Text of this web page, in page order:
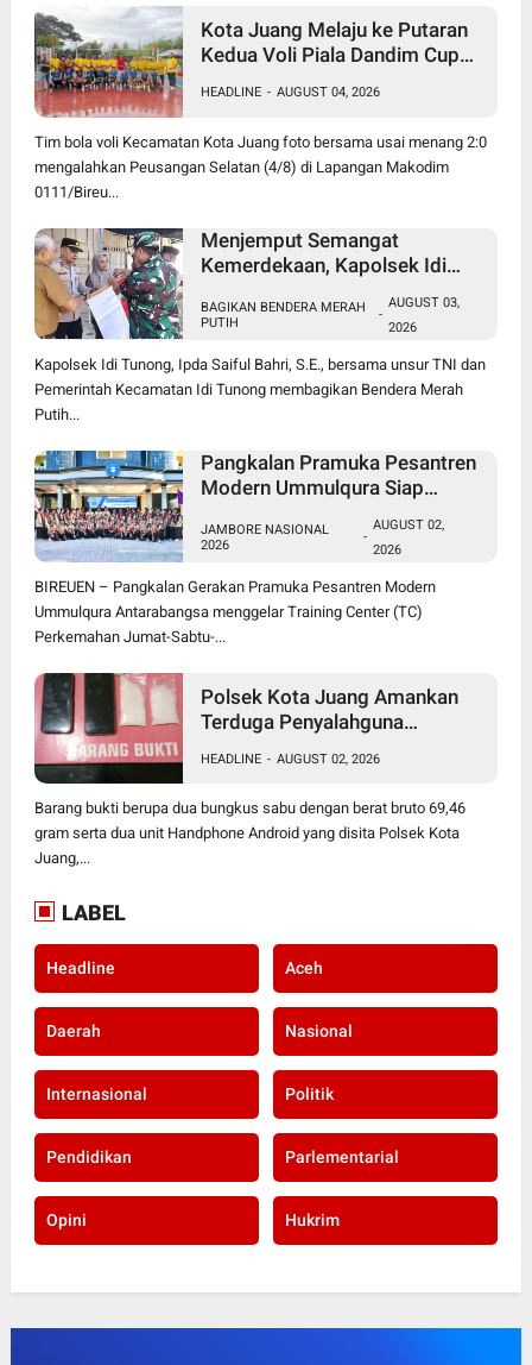
Kota Juang Melaju ke Putaran
Kedua Voli Piala Dandim Cup
HEADLINE - AUGUST 04, 2026
Tim bola voli Kecamatan Kota Juang foto bersama usai menang 2:0
mengalahkan Peusangan Selatan (4/8) di Lapangan Makodim
0111/Bireu...
Menjemput Semangat
Kemerdekaan, Kapolsek Idi
Putih Gratis
BAGIKAN BENDERA MERAH
PUTIH
-
AUGUST 03,
2026
Kapolsek Idi Tunong, Ipda Saiful Bahri, S.E., bersama unsur TNI dan
Pemerintah Kecamatan Idi Tunong membagikan Bendera Merah
Putih...
Pangkalan Pramuka Pesantren
Modern Ummulqura Siap
2026 Melalui Training Center
JAMBORE NASIONAL
2026
-
AUGUST 02,
2026
BIREUEN – Pangkalan Gerakan Pramuka Pesantren Modern
Ummulqura Antarabangsa menggelar Training Center (TC)
Perkemahan Jumat-Sabtu-...
Polsek Kota Juang Amankan
Terduga Penyalahguna
HEADLINE - AUGUST 02, 2026
Barang bukti berupa dua bungkus sabu dengan berat bruto 69,46
gram serta dua unit Handphone Android yang disita Polsek Kota
Juang,...
LABEL
Headline Aceh
Daerah Nasional
Internasional Politik
Pendidikan Parlementarial
Opini Hukrim